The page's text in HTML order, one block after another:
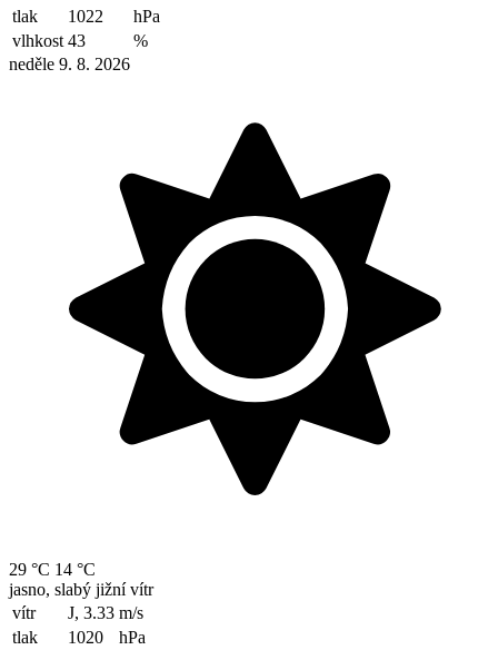
tlak
1022
hPa
vlhkost 43
%
neděle 9. 8. 2026
29 °C 14 °C
jasno, slabý jižní vítr
vítr
J, 3.33 m/s
tlak
1020
hPa